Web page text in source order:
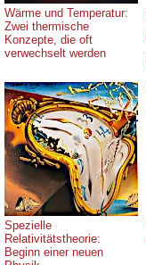
Wärme und Temperatur:
Zwei thermische
Konzepte, die oft
verwechselt werden
Spezielle
Relativitätstheorie:
Beginn einer neuen